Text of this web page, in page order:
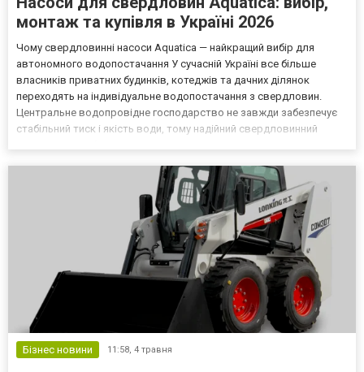
монтаж та купівля в Україні 2026
Чому свердловинні насоси Aquatica — найкращий вибір для
автономного водопостачання У сучасній Україні все більше
власників приватних будинків, котеджів та дачних ділянок
переходять на індивідуальне водопостачання з свердловин.
Центральне водопровідне господарство не завжди забезпечує
стабільний тиск і якість води, тому надійний свердловинний
Бізнес новини 11:58, 4 травня